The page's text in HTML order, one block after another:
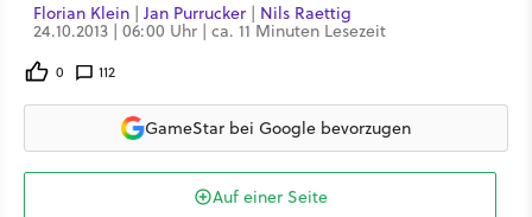
Florian Klein | Jan Purrucker | Nils Raettig
24.10.2013 | 06:00 Uhr | ca. 11 Minuten Lesezeit
0 112
GameStar bei Google bevorzugen
Auf einer Seite